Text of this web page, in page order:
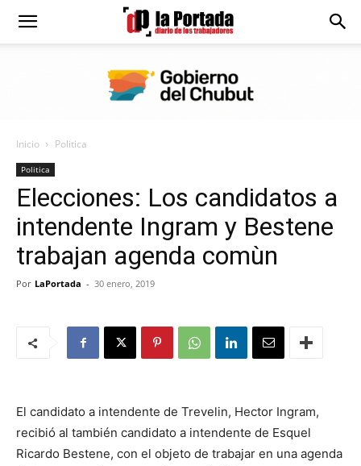
Diario
Portada
Inicio Politica
Politica
Elecciones: Los candidatos a
intendente Ingram y Bestene
trabajan agenda comùn
Por LaPortada - 30 enero, 2019
El candidato a intendente de Trevelin, Hector Ingram,
recibió al también candidato a intendente de Esquel
Ricardo Bestene, con el objeto de trabajar en una agenda